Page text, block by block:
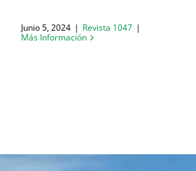
Junio 5, 2024 | Revista 1047 |
Más Información